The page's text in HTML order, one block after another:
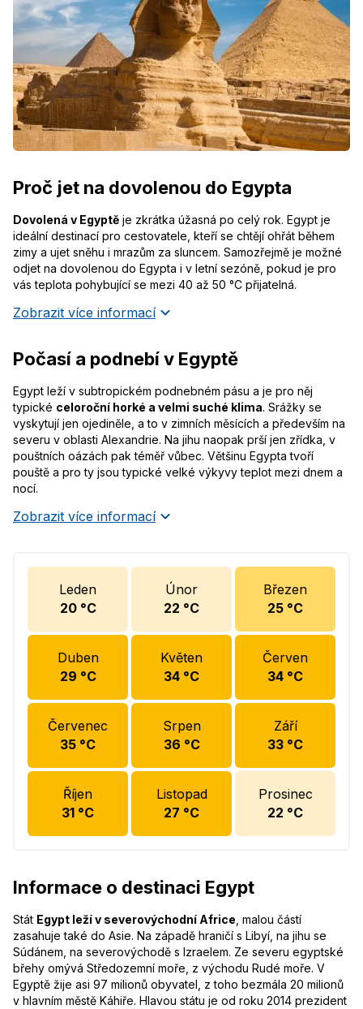
Proč jet na dovolenou do Egypta
Dovolená v Egyptě je zkrátka úžasná po celý rok. Egypt je
ideální destinací pro cestovatele, kteří se chtějí ohřát během
zimy a ujet sněhu i mrazům za sluncem. Samozřejmě je možné
odjet na dovolenou do Egypta i v letní sezóně, pokud je pro
vás teplota pohybující se mezi 40 až 50 °C přijatelná.
Zobrazit více informací
Počasí a podnebí v Egyptě
Egypt leží v subtropickém podnebném pásu a je pro něj
typické celoroční horké a velmi suché klima. Srážky se
vyskytují jen ojediněle, a to v zimních měsících a především na
severu v oblasti Alexandrie. Na jihu naopak prší jen zřídka, v
pouštních oázách pak téměř vůbec. Většinu Egypta tvoří
pouště a pro ty jsou typické velké výkyvy teplot mezi dnem a
nocí.
Zobrazit více informací
Leden
20°C
Únor
22 °C
Březen
25 °C
Duben
29 °C
Květen
34 °C
Červen
34 °C
Červenec
35 °C
Srpen
36 °C
Září
33 °C
Říjen
31 °C
Listopad
27 °C
Prosinec
22 °C
Informace o destinaci Egypt
Stát Egypt leží v severovýchodní Africe , malou částí
zasahuje také do Asie. Na západě hraničí s Libyí, na jihu se
Súdánem, na severovýchodě s Izraelem. Ze severu egyptské
břehy omývá Středozemní moře, z východu Rudé moře. V
Egyptě žije asi 97 milionů obyvatel, z toho bezmála 20 milionů
v hlavním městě Káhiře. Hlavou státu je od roku 2014 prezident